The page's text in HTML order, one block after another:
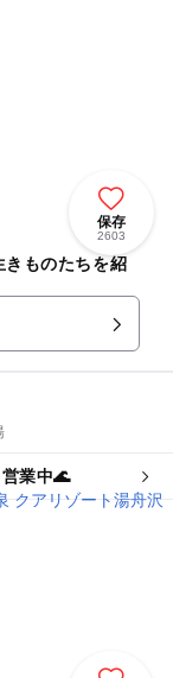
保存
2603
きものたちを紹
業中🌊